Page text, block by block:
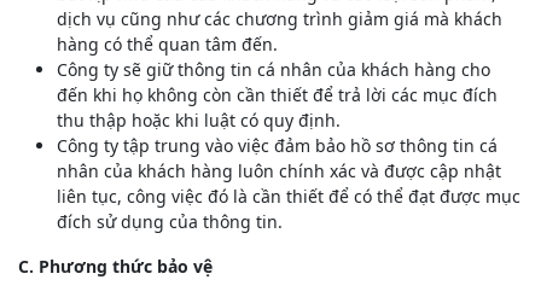
dịch vụ cũng như các chương trình giảm giá mà khách
hàng có thể quan tâm đến.
Công ty sẽ giữ thông tin cá nhân của khách hàng cho
đến khi họ không còn cần thiết để trả lời các mục đích
thu thập hoặc khi luật có quy định.
Công ty tập trung vào việc đảm bảo hồ sơ thông tin cá
nhân của khách hàng luôn chính xác và được cập nhật
liên tục, công việc đó là cần thiết để có thể đạt được mục
đích sử dụng của thông tin.
C. Phương thức bảo vệ